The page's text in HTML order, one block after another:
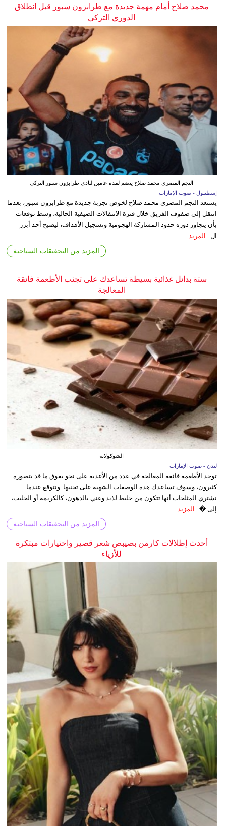
محمد صلاح أمام مهمة جديدة مع طرابزون سبور قبل انطلاق
الدوري التركي
النجم المصري محمد صلاح ينضم لمدة عامين لنادي طرابزون سبور التركي
إسطنبول - صوت الإمارات
يستعد النجم المصري محمد صلاح لخوض تجربة جديدة مع طرابزون سبور، بعدما
انتقل إلى صفوف الفريق خلال فترة الانتقالات الصيفية الحالية، وسط توقعات
بأن يتجاوز دوره حدود المشاركة الهجومية وتسجيل الأهداف، ليصبح أحد أبرز
ال... المزيد
المزيد من التحقيقات السياحية
ستة بدائل غذائية بسيطة تساعدك على تجنب الأطعمة فائقة
المعالجة
الشوكولاتة
لندن - صوت الإمارات
توجد الأطعمة فائقة المعالجة في عدد من الأغذية على نحو يفوق ما قد يتصوره
كثيرون، وسوف تساعدك هذه الوصفات الشهية على تجنبها. ونتوقع عندما
نشتري المثلجات أنها تتكون من خليط لذيذ وغني بالدهون، كالكريمة أو الحليب،
إلى �... المزيد
المزيد من التحقيقات السياحية
أحدث إطلالات كارمن بصيبص شعر قصير واختيارات مبتكرة
للأزياء